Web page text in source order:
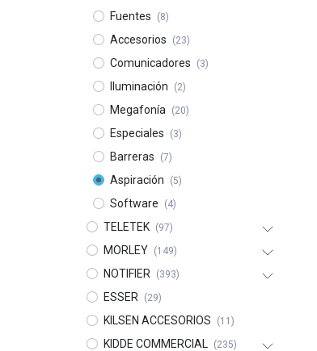
Fuentes (8)
Accesorios (23)
Comunicadores (3)
Iluminación (2)
Megafonía (20)
Especiales (3)
Barreras (7)
Aspiración (5)
Software (4)
TELETEK (97)
MORLEY (149)
NOTIFIER (393)
ESSER (29)
KILSEN ACCESORIOS (11)
KIDDE COMMERCIAL (235)